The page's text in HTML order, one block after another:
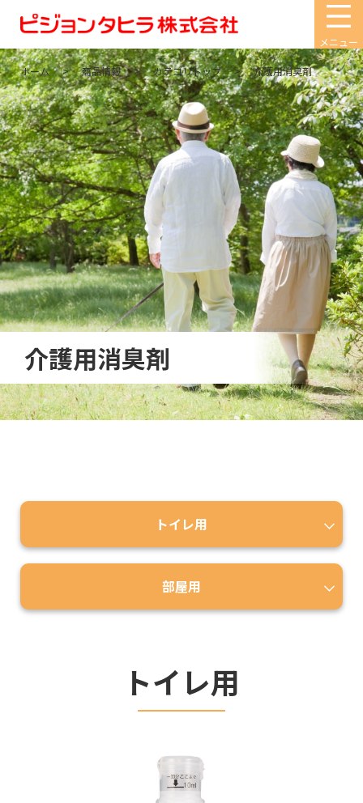
メニュー
介護用消臭剤
ホーム 商品情報 カテゴリトップ 介護用消臭剤
トイレ用
部屋用
トイレ用